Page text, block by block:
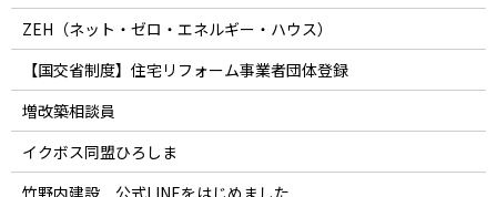
ZEH（ネット・ゼロ・エネルギー・ハウス）
【国交省制度】住宅リフォーム事業者団体登録
増改築相談員
イクボス同盟ひろしま
竹野内建設 公式LINEをはじめました